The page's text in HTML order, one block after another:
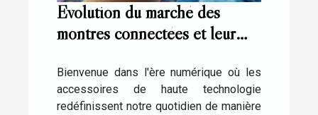
Évolution du marché des
montres connectées et leur
quotidienne
Bienvenue dans l'ère numérique où les
accessoires de haute technologie
redéfinissent notre quotidien de manière